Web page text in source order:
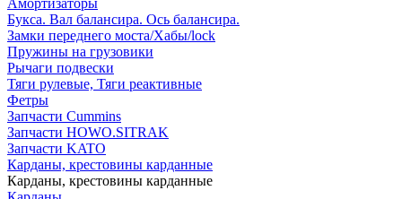
Амортизаторы
Букса. Вал балансира. Ось балансира.
Замки переднего моста/Хабы/lock
Пружины на грузовики
Рычаги подвески
Тяги рулевые, Тяги реактивные
Фетры
Запчасти Cummins
Запчасти HOWO.SITRAK
Запчасти KATO
Карданы, крестовины карданные
Карданы, крестовины карданные